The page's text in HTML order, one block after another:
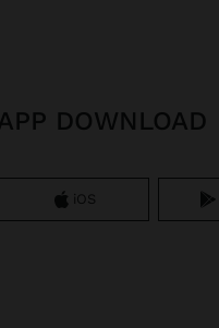
APP DOWNLOAD
iOS